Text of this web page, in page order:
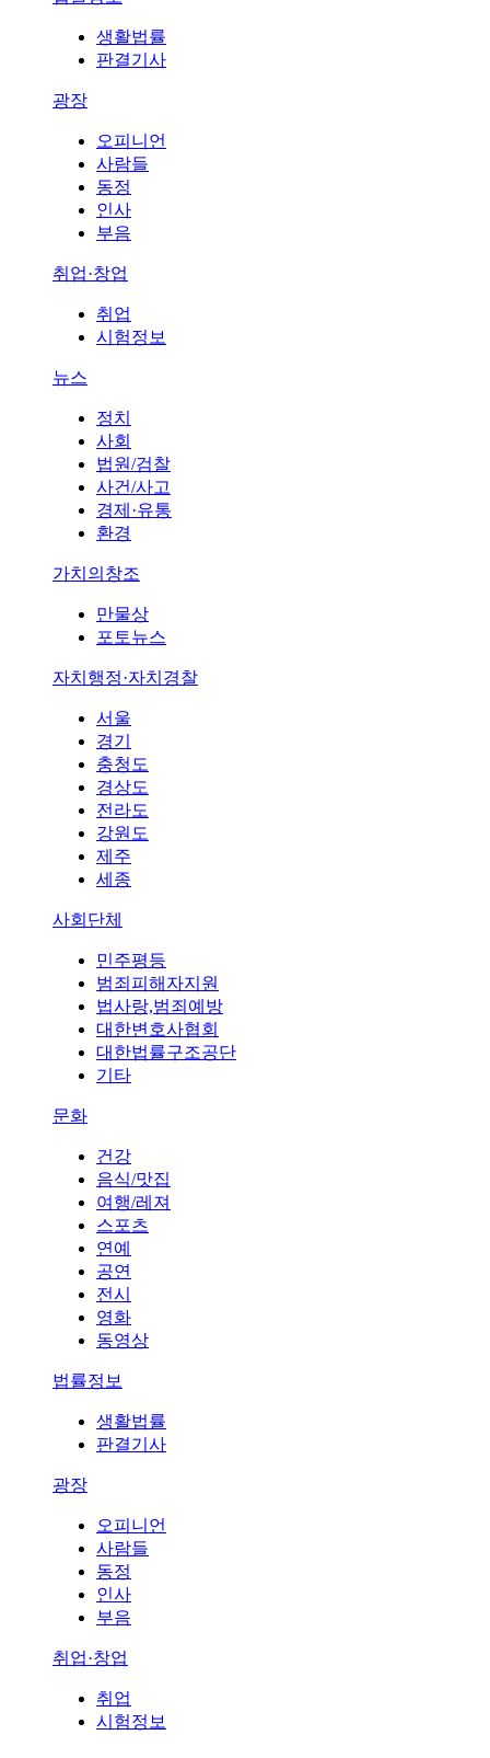
생활법률
판결기사
광장
오피니언
사람들
동정
인사
부음
취업·창업
취업
시험정보
뉴스
정치
사회
법원/검찰
사건/사고
경제·유통
환경
가치의창조
만물상
포토뉴스
자치행정·자치경찰
서울
경기
충청도
경상도
전라도
강원도
제주
세종
사회단체
민주평등
범죄피해자지원
법사랑,범죄예방
대한변호사협회
대한법률구조공단
기타
문화
건강
음식/맛집
여행/레져
스포츠
연예
공연
전시
영화
동영상
법률정보
생활법률
판결기사
광장
오피니언
사람들
동정
인사
부음
취업·창업
취업
시험정보